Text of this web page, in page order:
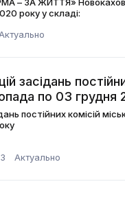
року у складі:
Актуально
засідань
по 03 грудня
постійних комісій
Актуально